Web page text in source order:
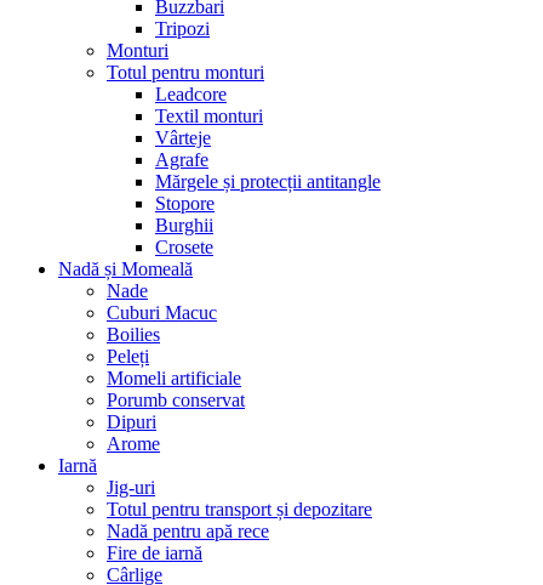
Buzzbari
Tripozi
Monturi
Totul pentru monturi
Leadcore
Textil monturi
Vârteje
Agrafe
Mărgele și protecții antitangle
Stopore
Burghii
Crosete
Nadă și Momeală
Nade
Cuburi Macuc
Boilies
Peleți
Momeli artificiale
Porumb conservat
Dipuri
Arome
Iarnă
Jig-uri
Totul pentru transport și depozitare
Nadă pentru apă rece
Fire de iarnă
Cârlige